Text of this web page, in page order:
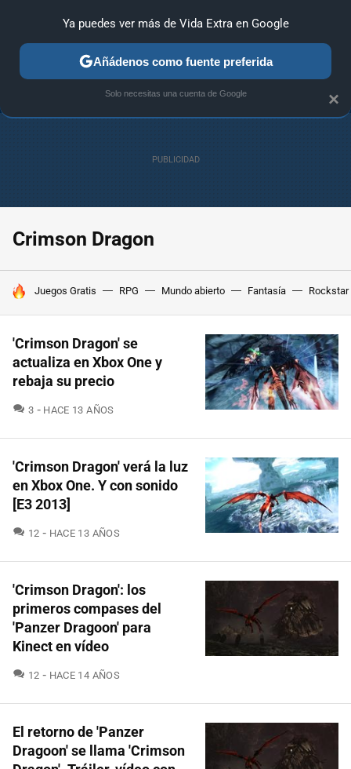
ANÁLISIS GUÍAS Y TRUCOS PC SONY NINTENDO
Crimson Dragon
HOY SE HABLA DE
Juegos Gratis RPG Mundo abierto Fantasía Rockstar
'Crimson Dragon' se
actualiza en Xbox One y
rebaja su precio
3 COMENTARIOS
HACE 13 AÑOS
'Crimson Dragon' verá la luz
en Xbox One. Y con sonido
[E3 2013]
12 COMENTARIOS
HACE 13 AÑOS
'Crimson Dragon': los
primeros compases del
'Panzer Dragoon' para
Kinect en vídeo
12 COMENTARIOS
HACE 14 AÑOS
El retorno de 'Panzer
Dragoon' se llama 'Crimson
×
Ya puedes ver más de Vida Extra en Google
Añádenos como fuente preferida
Solo necesitas una cuenta de Google